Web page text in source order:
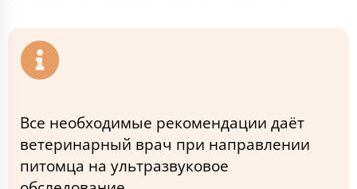
Все необходимые рекомендации даёт
ветеринарный врач при направлении
питомца на ультразвуковое